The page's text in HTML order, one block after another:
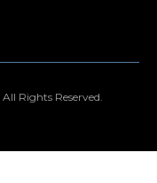
All Rights Reserved.